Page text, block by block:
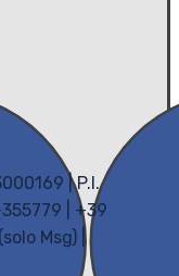
| P.I.
| +39
Msg) |